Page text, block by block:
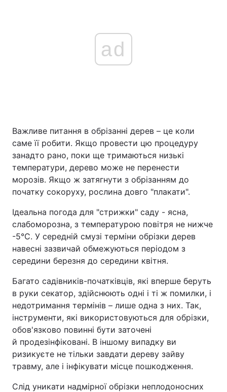
ad
Важливе питання в обрізанні дерев – це коли
саме її робити. Якщо провести цю процедуру
занадто рано, поки ще тримаються низькі
температури, дерево може не перенести
морозів. Якщо ж затягнути з обрізанням до
початку сокоруху, рослина довго "плакати".
Ідеальна погода для "стрижки" саду - ясна,
слабоморозна, з температурою повітря не нижче
-5°C. У середній смузі терміни обрізки дерев
навесні зазвичай обмежуються періодом з
середини березня до середини квітня.
Багато садівників-початківців, які вперше беруть
в руки секатор, здійснюють одні і ті ж помилки, і
недотримання термінів – лише одна з них. Так,
інструменти, які використовуються для обрізки,
обов'язково повинні бути заточені
й продезінфіковані. В іншому випадку ви
ризикуєте не тільки завдати дереву зайву
травму, але і інфікувати місце пошкодження.
Слід уникати надмірної обрізки неплодоносних